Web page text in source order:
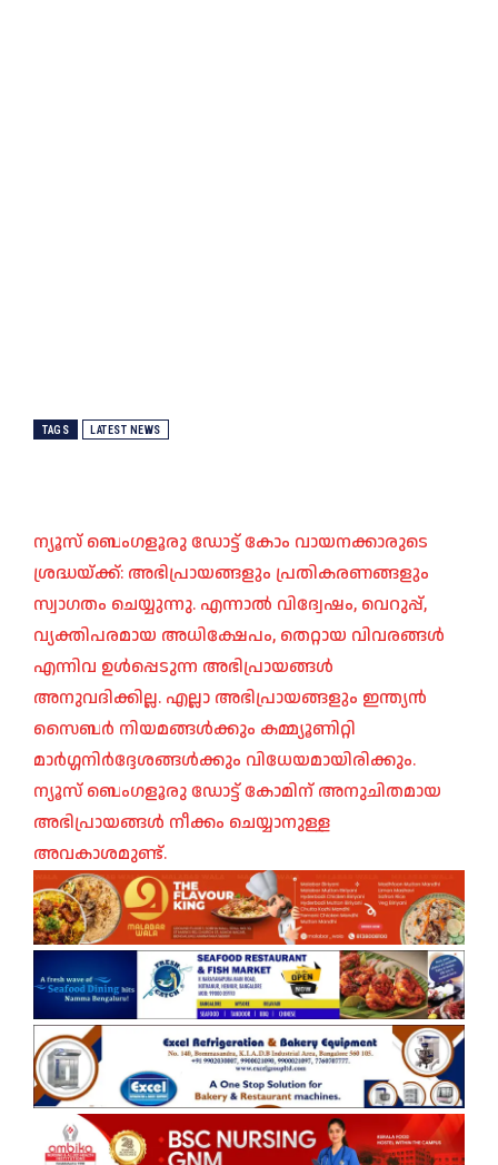
TAGS LATEST NEWS
ന്യൂസ് ബെംഗളൂരു ഡോട്ട് കോം വായനക്കാരുടെ
ശ്രദ്ധയ്ക്ക്: അഭിപ്രായങ്ങളും പ്രതികരണങ്ങളും
സ്വാഗതം ചെയ്യുന്നു. എന്നാൽ വിദ്വേഷം, വെറുപ്പ്,
വ്യക്തിപരമായ അധിക്ഷേപം, തെറ്റായ വിവരങ്ങൾ
എന്നിവ ഉൾപ്പെടുന്ന അഭിപ്രായങ്ങൾ
അനുവദിക്കില്ല. എല്ലാ അഭിപ്രായങ്ങളും ഇന്ത്യൻ
സൈബർ നിയമങ്ങൾക്കും കമ്മ്യൂണിറ്റി
മാർഗ്ഗനിർദ്ദേശങ്ങൾക്കും വിധേയമായിരിക്കും.
ന്യൂസ് ബെംഗളൂരു ഡോട്ട് കോമിന് അനുചിതമായ
അഭിപ്രായങ്ങൾ നീക്കം ചെയ്യാനുള്ള
അവകാശമുണ്ട്.